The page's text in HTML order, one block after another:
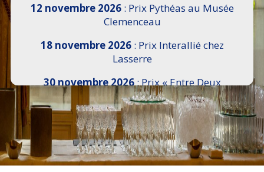
12 novembre 2026: Prix Pythéas au Musée
Clemenceau
18 novembre 2026: Prix Interallié chez
Lasserre
30 novembre 2026: Prix « Entre Deux
Rives » I Scemi Astutti au Sénat
7 décembre 2026 :16e Salon de l’Histoire de
18h30 à 21h, remise du Prix du Guesclin,
Cercle National des Armées 8 place Saint-
Augustin Paris 8e